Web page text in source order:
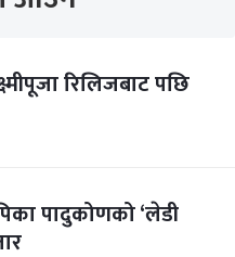
रिलिजबाट पछि
पादुकोणको ‘लेडी